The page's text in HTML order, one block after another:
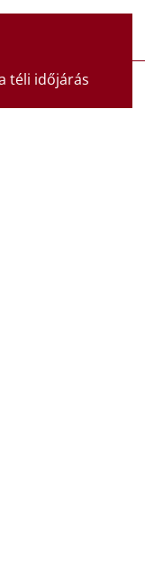
téli időjárás